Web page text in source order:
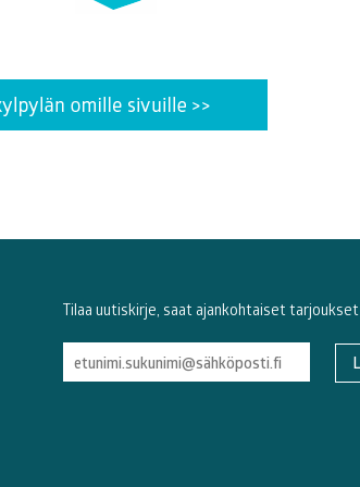
Tilaa uutiskirje, saat ajankohtaiset tarjoukset